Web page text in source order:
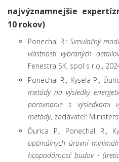
najvýznamnejšie
10 rokov)
Ponechal R.: Simulačný
vlastností vybraných
Fenestra SK, spol s r.o.,
Ponechal R., Kysela P.,
metódy na výsledky
porovnanie s výsledkami
metódy, zadávateľ:
Ďurica P., Ponechal R.,
optimálnych úrovní
hospodárnosť budov -